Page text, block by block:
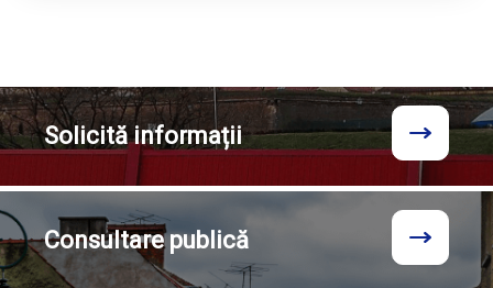
Solicităinformații
Consultarepublică